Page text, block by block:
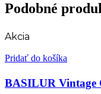
Podobné
Akcia
Pridať do košíka
BASILUR Vintage